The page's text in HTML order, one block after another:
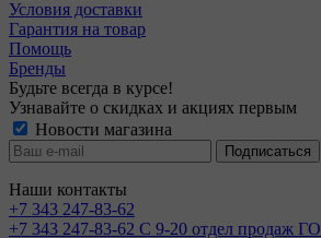
Условия доставки
Гарантия на товар
Помощь
Бренды
Будьте всегда в курсе!
Узнавайте о скидках и акциях первым
Новости магазина
Наши контакты
+7 343 247-83-62
+7 343 247-83-62 С 9-20 отдел продаж ГО